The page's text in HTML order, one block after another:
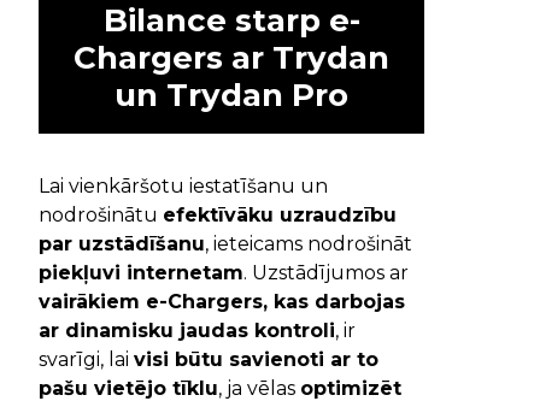
Bilance starp e-
Chargers ar Trydan
un Trydan Pro
Lai vienkāršotu iestatīšanu un
nodrošinātu efektīvāku uzraudzību
par uzstādīšanu, ieteicams nodrošināt
piekļuvi internetam. Uzstādījumos ar
vairākiem e-Chargers, kas darbojas
ar dinamisku jaudas kontroli, ir
svarīgi, lai visi būtu savienoti ar to
pašu vietējo tīklu, ja vēlas optimizēt